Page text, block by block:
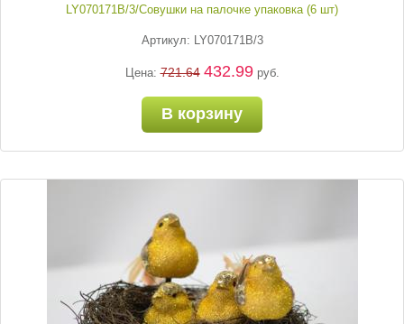
LY070171B/3/Совушки на палочке упаковка (6 шт)
Артикул: LY070171B/3
Цена:721.64 432.99руб.
В корзину